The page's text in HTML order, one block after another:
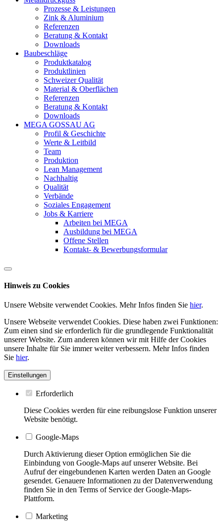
Prozesse & Leistungen
Zink & Aluminium
Referenzen
Beratung & Kontakt
Downloads
Baubeschläge
Produktkatalog
Produktlinien
Schweizer Qualität
Material & Oberflächen
Referenzen
Beratung & Kontakt
Downloads
MEGA GOSSAU AG
Profil & Geschichte
Werte & Leitbild
Team
Produktion
Lean Management
Nachhaltig
Qualität
Verbände
Soziales Engagement
Jobs & Karriere
Arbeiten bei MEGA
Ausbildung bei MEGA
Offene Stellen
Kontakt- & Bewerbungsformular
Hinweis zu Cookies
Unsere Website verwendet Cookies. Mehr Infos finden Sie hier.
Unsere Webseite verwendet Cookies. Diese haben zwei Funktionen:
Zum einen sind sie erforderlich für die grundlegende Funktionalität
unserer Website. Zum anderen können wir mit Hilfe der Cookies
unsere Inhalte für Sie immer weiter verbessern. Mehr Infos finden
Sie hier.
Einstellungen
Erforderlich
Diese Cookies werden für eine reibungslose Funktion unserer
Website benötigt.
Google-Maps
Durch Aktivierung dieser Option ermöglichen Sie die
Einbindung von Google-Maps auf unserer Website. Bei
Aufruf der eingebundenen Karten werden Daten an Google
gesendet. Genauere Informationen zu der Datenverwendung
finden Sie in den Terms of Service der Google-Maps-
Plattform.
Marketing